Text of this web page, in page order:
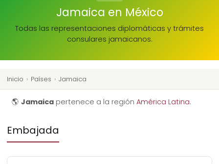
Jamaica en México
Todas las representaciones diplomáticas y trámites
consulares jamaicanos.
Inicio › Países › Jamaica
🌎 Jamaica pertenece a la región América Latina.
Embajada